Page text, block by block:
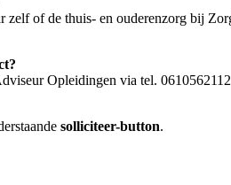
zelf of de thuis- en ouderenzorg bij
Opleidingen via tel.
solliciteer-button.